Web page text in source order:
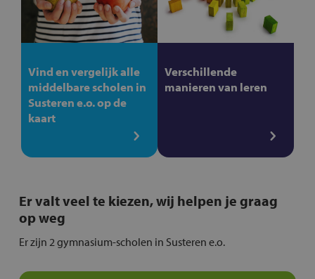
Vind en vergelijk alle
middelbare scholen in
Susteren e.o. op de
kaart
Verschillende
manieren van leren
Er valt veel te kiezen, wij helpen je graag
op weg
Er zijn 2 gymnasium-scholen in Susteren e.o.